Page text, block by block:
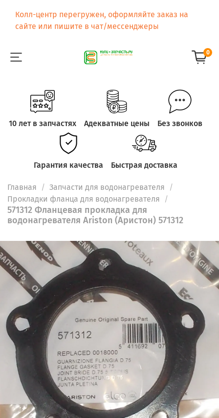
Колл-центр перегружен, оформляйте заказ на
сайте или пишите в чат/мессенджеры
0
10 лет в запчастях Адекватные цены Без звонков
Гарантия качества Быстрая доставка
Главная
Запчасти для водонагревателя
Прокладки фланца для водонагревателя
571312 Фланцевая прокладка для
водонагревателя Ariston (Аристон) 571312